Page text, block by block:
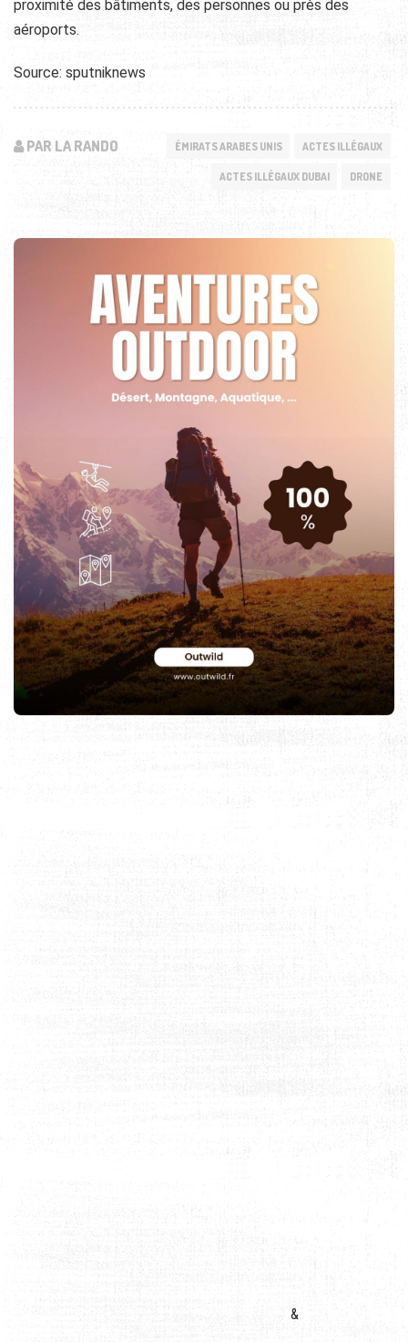
proximité des bâtiments, des personnes ou près des
aéroports.
Source: sputniknews
PAR LA RANDO ÉMIRATS ARABES UNIS ACTES ILLÉGAUX
ACTES ILLÉGAUX DUBAI DRONE
&